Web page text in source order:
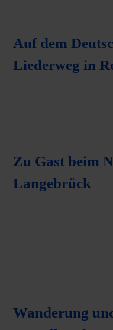
Auf dem
Liederweg in
Zu Gast beim
Langebrück
Wanderung